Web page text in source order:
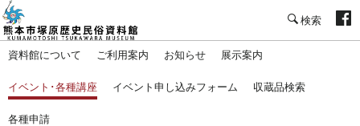
資料館について ご利用案内 お知らせ 展示案内
イベント･各種講座 イベント申し込みフォーム 収蔵品検索
各種申請